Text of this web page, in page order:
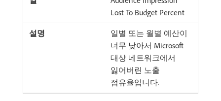
Lost To Budget Percent
일별 또는 월별 예산이
너무 낮아서 Microsoft
대상 네트워크에서
잃어버린 노출
점유율입니다.